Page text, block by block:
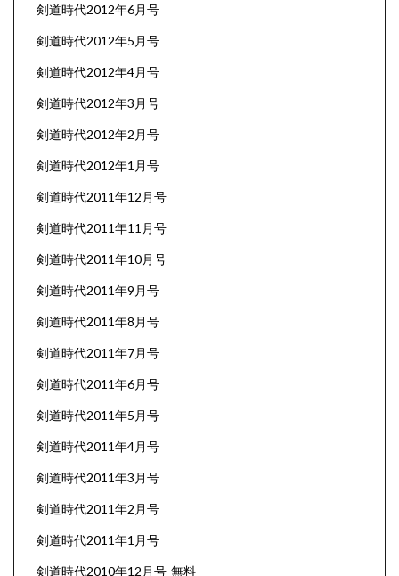
剣道時代2012年6月号
剣道時代2012年5月号
剣道時代2012年4月号
剣道時代2012年3月号
剣道時代2012年2月号
剣道時代2012年1月号
剣道時代2011年12月号
剣道時代2011年11月号
剣道時代2011年10月号
剣道時代2011年9月号
剣道時代2011年8月号
剣道時代2011年7月号
剣道時代2011年6月号
剣道時代2011年5月号
剣道時代2011年4月号
剣道時代2011年3月号
剣道時代2011年2月号
剣道時代2011年1月号
剣道時代2010年12月号-無料